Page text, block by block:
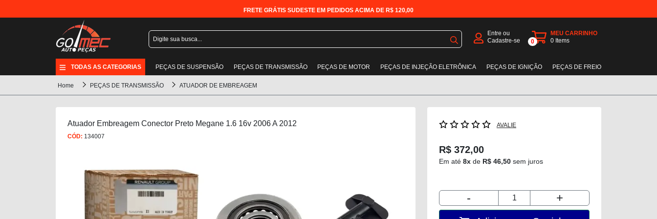
FRETE GRÁTIS SUDESTE EM PEDIDOS ACIMA DE R$ 120,00
Entre ou
Cadastre-se
0
MEU CARRINHO
0 Items
TODAS AS CATEGORIAS PEÇAS DE SUSPENSÃO PEÇAS DE TRANSMISSÃO PEÇAS DE MOTOR PEÇAS DE INJEÇÃO ELETRÔNICA PEÇAS DE IGNIÇÃO PEÇAS DE FREIO
Home PEÇAS DE TRANSMISSÃO ATUADOR DE EMBREAGEM
Atuador Embreagem Conector Preto Megane 1.6 16v 2006 A 2012
CÓD: 134007
AVALIE
R$ 372,00
Em até 8x de R$ 46,50 sem juros
- +